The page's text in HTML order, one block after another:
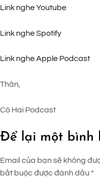
Link nghe Youtube
Link nghe Spotify
Link nghe Apple Podcast
Thân,
Cô Hai Podcast
Để lại một bình
Email của bạn sẽ không
bắt buộc được đánh dấu *